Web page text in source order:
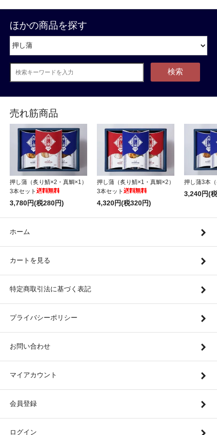
ほかの商品を探す
検索
売れ筋商品
押し蒲（炙り鯖×2・真鯛×1）
3本セット
3,780円(税280円)
押し蒲（炙り鯖×1・真鯛×2）
3本セット
4,320円(税320円)
押し蒲3本
3,240円(
ホーム
カートを見る
特定商取引法に基づく表記
プライバシーポリシー
お問い合わせ
マイアカウント
会員登録
ログイン